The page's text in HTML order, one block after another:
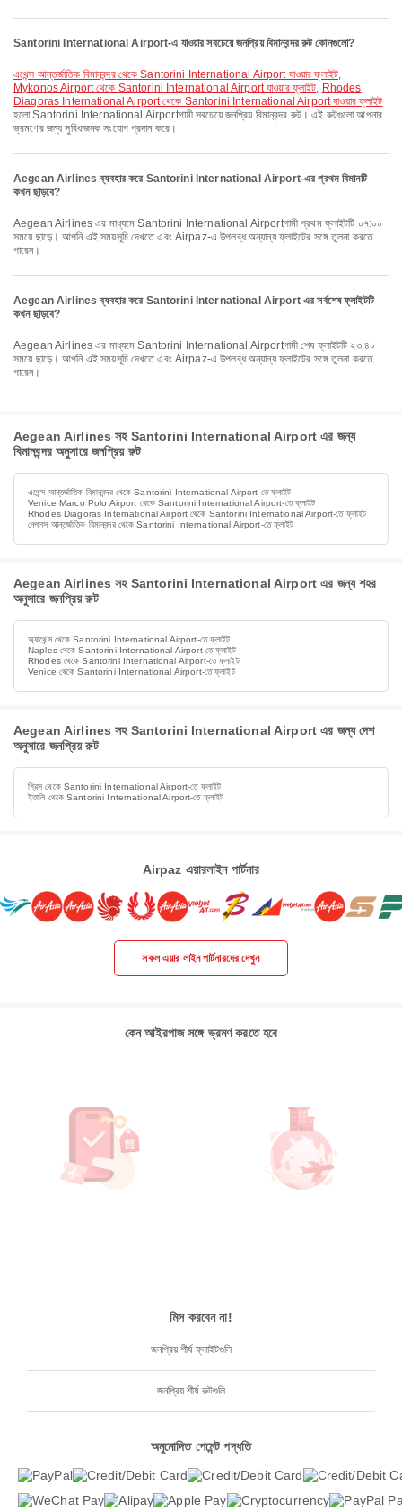
Santorini International Airport-এ যাওয়ার সবচেয়ে জনপ্রিয় বিমানবন্দর রুট কোনগুলো?
এথেন্স আন্তর্জাতিক বিমানবন্দর থেকে Santorini International Airport যাওয়ার ফ্লাইট,
Mykonos Airport থেকে Santorini International Airport যাওয়ার ফ্লাইট, Rhodes
Diagoras International Airport থেকে Santorini International Airport যাওয়ার ফ্লাইট
হলো Santorini International Airportগামী সবচেয়ে জনপ্রিয় বিমানবন্দর রুট। এই রুটগুলো আপনার
ভ্রমণের জন্য সুবিধাজনক সংযোগ প্রদান করে।
Aegean Airlines ব্যবহার করে Santorini International Airport-এর প্রথম বিমানটি
কখন ছাড়বে?
Aegean Airlines এর মাধ্যমে Santorini International Airportগামী প্রথম ফ্লাইটটি ০৭:০০
সময়ে ছাড়ে। আপনি এই সময়সূচি দেখতে এবং Airpaz-এ উপলব্ধ অন্যান্য ফ্লাইটের সঙ্গে তুলনা করতে
পারেন।
Aegean Airlines ব্যবহার করে Santorini International Airport এর সর্বশেষ ফ্লাইটটি
কখন ছাড়বে?
Aegean Airlines এর মাধ্যমে Santorini International Airportগামী শেষ ফ্লাইটটি ২৩:৪০
সময়ে ছাড়ে। আপনি এই সময়সূচি দেখতে এবং Airpaz-এ উপলব্ধ অন্যান্য ফ্লাইটের সঙ্গে তুলনা করতে
পারেন।
Aegean Airlines সহ Santorini International Airport এর জন্য
বিমানবন্দর অনুসারে জনপ্রিয় রুট
এথেন্স আন্তর্জাতিক বিমানবন্দর থেকে Santorini International Airport-তে ফ্লাইট
Venice Marco Polo Airport থেকে Santorini International Airport-তে ফ্লাইট
Rhodes Diagoras International Airport থেকে Santorini International Airport-তে ফ্লাইট
নেপলস আন্তর্জাতিক বিমানবন্দর থেকে Santorini International Airport-তে ফ্লাইট
Aegean Airlines সহ Santorini International Airport এর জন্য শহর
অনুসারে জনপ্রিয় রুট
অ্যাথেন্স থেকে Santorini International Airport-তে ফ্লাইট
Naples থেকে Santorini International Airport-তে ফ্লাইট
Rhodes থেকে Santorini International Airport-তে ফ্লাইট
Venice থেকে Santorini International Airport-তে ফ্লাইট
Aegean Airlines সহ Santorini International Airport এর জন্য দেশ
অনুসারে জনপ্রিয় রুট
গ্রিস থেকে Santorini International Airport-তে ফ্লাইট
ইতালি থেকে Santorini International Airport-তে ফ্লাইট
Airpaz এয়ারলাইন পার্টনার
সকল এয়ার লাইন পার্টনারদের দেখুন
কেন আইরপাজ সঙ্গে ভ্রমণ করতে হবে
মিস করবেন না!
জনপ্রিয় শীর্ষ ফ্লাইটগুলি
জনপ্রিয় শীর্ষ রুটগুলি
অনুমোদিত পেমেন্ট পদ্ধতি